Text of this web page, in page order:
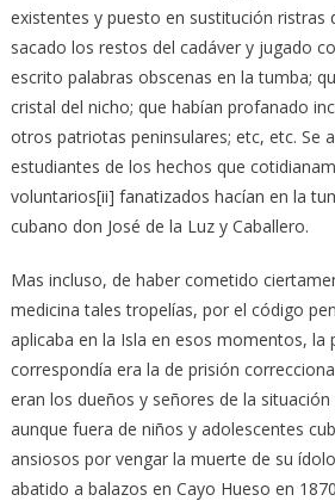
existentes y puesto en sustitución ristras
sacado los restos del cadáver y jugado
escrito palabras obscenas en la tumba;
cristal del nicho; que habían profanado
otros patriotas peninsulares; etc, etc. Se
estudiantes de los hechos que
voluntarios[ii] fanatizados hacían en la
cubano don José de la Luz y Caballero.
Mas incluso, de haber cometido
medicina tales tropelías, por el código
aplicaba en la Isla en esos momentos, la
correspondía era la de prisión
eran los dueños y señores de la situación
aunque fuera de niños y adolescentes
ansiosos por vengar la muerte de su
abatido a balazos en Cayo Hueso en